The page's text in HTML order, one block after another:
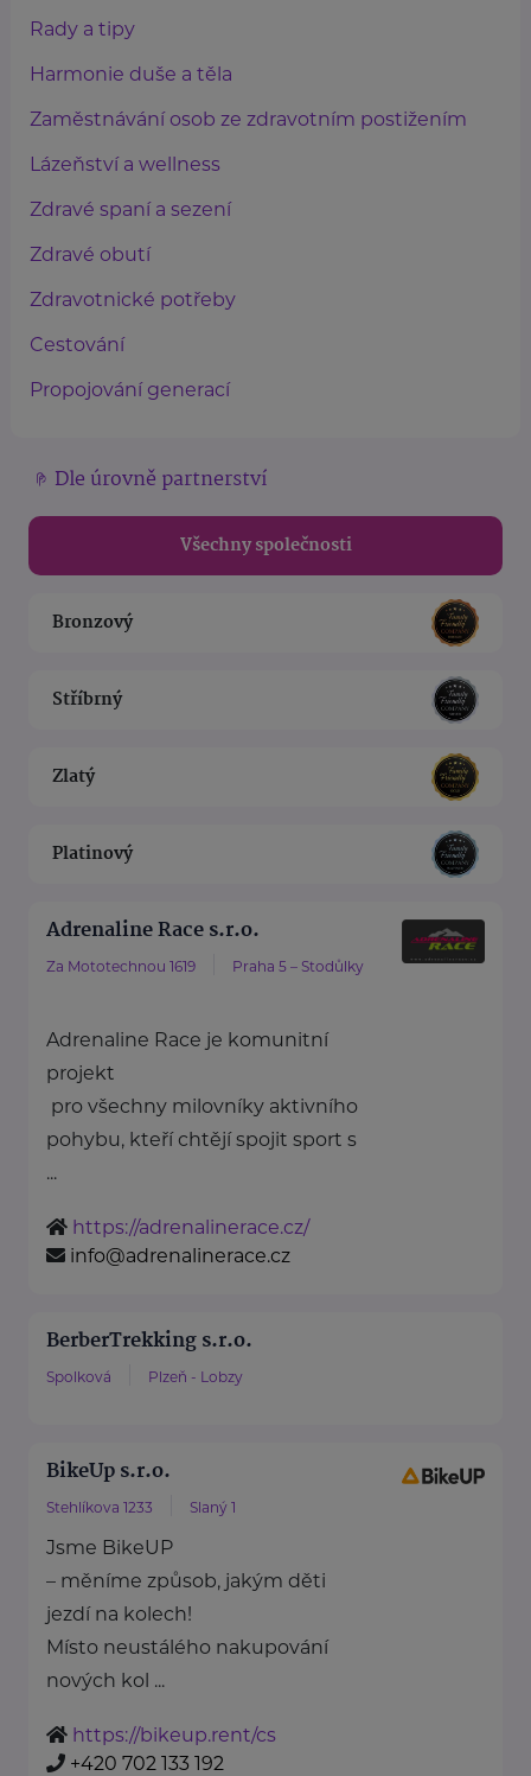
Rady a tipy
Harmonie duše a těla
Zaměstnávání osob ze zdravotním postižením
Lázeňství a wellness
Zdravé spaní a sezení
Zdravé obutí
Zdravotnické potřeby
Cestování
Propojování generací
Dle úrovně partnerství
Všechny společnosti
Bronzový
Stříbrný
Zlatý
Platinový
Adrenaline Race s.r.o.
Za Mototechnou 1619 Praha 5 – Stodůlky
Adrenaline Race je komunitní
projekt
pro všechny milovníky aktivního
pohybu, kteří chtějí spojit sport s
...
https://adrenalinerace.cz/
info@adrenalinerace.cz
BerberTrekking s.r.o.
Spolková Plzeň - Lobzy
BikeUp s.r.o.
Stehlíkova 1233 Slaný 1
Jsme BikeUP
– měníme způsob, jakým děti
jezdí na kolech!
Místo neustálého nakupování
nových kol ...
https://bikeup.rent/cs
+420 702 133 192